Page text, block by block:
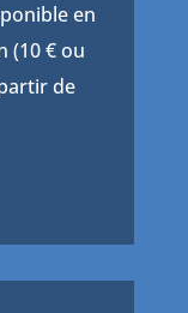
en
(10 € ou
de